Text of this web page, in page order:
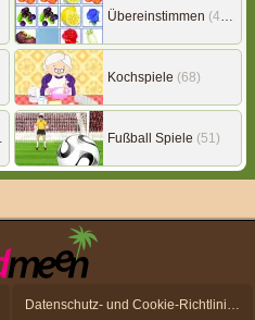
Übereinstimmen (453)
Kochspiele (68)
Fußball Spiele (51)
Datenschutz- und Cookie-Richtlinien